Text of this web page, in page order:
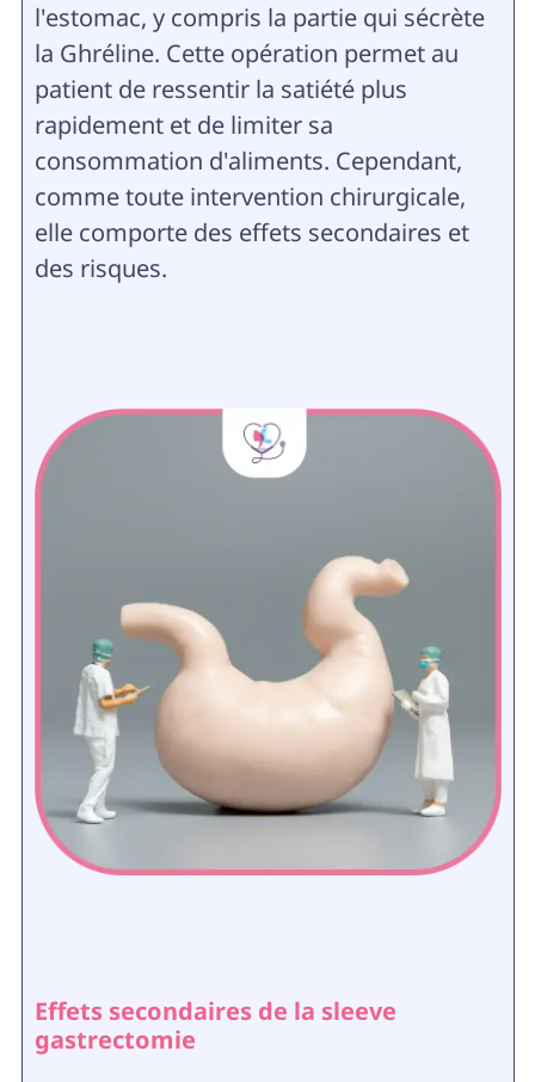
l'estomac, y compris la partie qui sécrète
la Ghréline. Cette opération permet au
patient de ressentir la satiété plus
rapidement et de limiter sa
consommation d'aliments. Cependant,
comme toute intervention chirurgicale,
elle comporte des effets secondaires et
des risques.
Effets secondaires de la sleeve
gastrectomie